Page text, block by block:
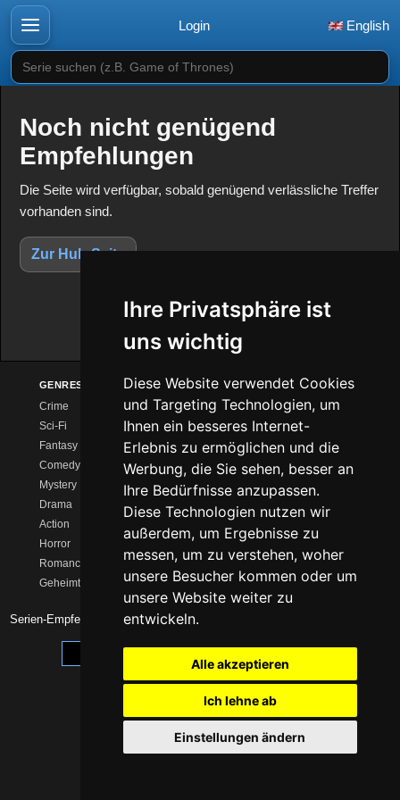
Ihre Privatsphäre ist
uns wichtig
Diese Website verwendet Cookies
und Targeting Technologien, um
Ihnen ein besseres Internet-
Erlebnis zu ermöglichen und die
Werbung, die Sie sehen, besser an
Ihre Bedürfnisse anzupassen.
Diese Technologien nutzen wir
außerdem, um Ergebnisse zu
messen, um zu verstehen, woher
unsere Besucher kommen oder um
unsere Website weiter zu
entwickeln.
Alle akzeptieren
Ich lehne ab
Einstellungen ändern
Login English
Serie suchen (z.B. Game of Thrones)
Noch nicht genügend
Empfehlungen
Die Seite wird verfügbar, sobald genügend verlässliche Treffer
vorhanden sind.
Zur Hub-Seite
GENRES
Crime
Sci-Fi
Fantasy
Comedy
Mystery
Drama
Action
Horror
Romance
Geheimtipps
ANBIETER
Netflix
Amazon Prime
Disney+
MagentaTV
Sky/WOW
HBO Max
Apple TV+
ENTDECKEN
Serien Charts
Neue Serien
Serien-Kalender
Streaming-Vergleich
Serien wie …
Zusammen schauen
Serien-Empfehlungen 2026 -Impressum
Cookie-Einstellungen anpassen